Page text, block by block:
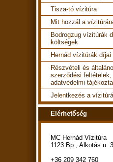
Tisza-tó vízitúra
Mit hozzál a
Bodrogzug vízitúrák
költségek
Hernád vízitúrák díjai
Részvételi és
szerződési feltételek,
adatvédelmi
Jelentkezés a
Elérhetőség
MC Hernád Vízitúra
1123 Bp., Alkotás u.
+36 209 342 760